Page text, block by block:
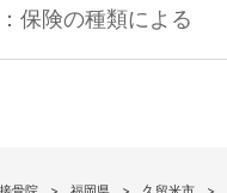
保険の種類による